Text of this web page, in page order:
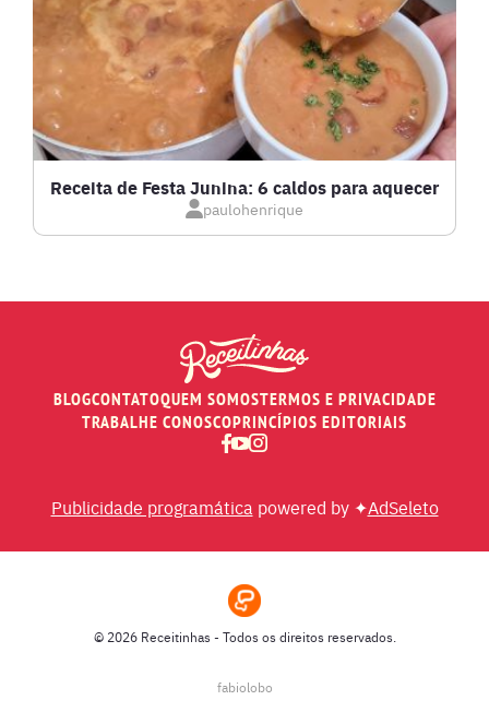
LASANHAS
LOW CARB
MASSAS E PASTAS
RECEITAS DE AIR FRYER
RECEITAS DE ANO NOVO (RÉVEILLON)
RECEITAS DE NATAL
Receita de Festa Junina: 6 caldos para aquecer
paulohenrique
BLOGCONTATOQUEM SOMOSTERMOS E PRIVACIDADE
TRABALHE CONOSCOPRINCÍPIOS EDITORIAIS
Publicidade programática powered by ✦AdSeleto
© 2026 Receitinhas - Todos os direitos reservados.
fabiolobo